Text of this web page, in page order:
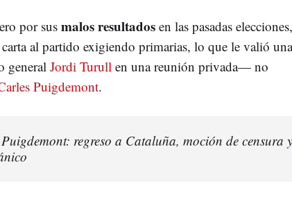
por sus malos resultados en las pasadas
al partido exigiendo primarias, lo que le valió una
general Jordi Turull en una reunión privada— no
Puigdemont.
regreso a Cataluña, moción de censura y